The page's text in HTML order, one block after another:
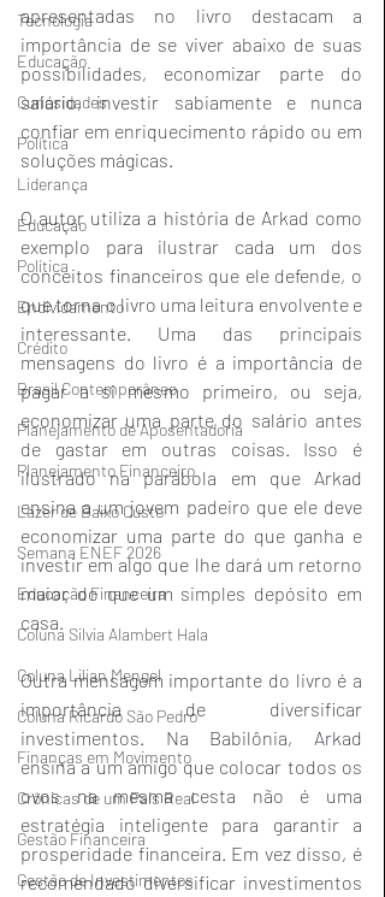
Tecnologia
Educação
Curiosidades
Política
Liderança
Educação
Política
Endividamento
Crédito
Brasil Contemporâneo
Planejamento de Aposentadoria
Planejamento Financeiro
Lazer de Baixo Custo
Semana ENEF 2026
Educação Financeira
Coluna Silvia Alambert Hala
Coluna Lilian Mengel
Coluna Ricardo São Pedro
Finanças em Movimento
Crônicas de um País Real
Gestão Financeira
Gestão de Investimentos
apresentadas no livro destacam a
importância de se viver abaixo de suas
possibilidades, economizar parte do
salário, investir sabiamente e nunca
confiar em enriquecimento rápido ou em
soluções mágicas.
O autor utiliza a história de Arkad como
exemplo para ilustrar cada um dos
conceitos financeiros que ele defende, o
que torna o livro uma leitura envolvente e
interessante. Uma das principais
mensagens do livro é a importância de
pagar a si mesmo primeiro, ou seja,
economizar uma parte do salário antes
de gastar em outras coisas. Isso é
ilustrado na parábola em que Arkad
ensina a um jovem padeiro que ele deve
economizar uma parte do que ganha e
investir em algo que lhe dará um retorno
maior do que um simples depósito em
casa.
Outra mensagem importante do livro é a
importância de diversificar
investimentos. Na Babilônia, Arkad
ensina a um amigo que colocar todos os
ovos na mesma cesta não é uma
estratégia inteligente para garantir a
prosperidade financeira. Em vez disso, é
recomendado diversificar investimentos